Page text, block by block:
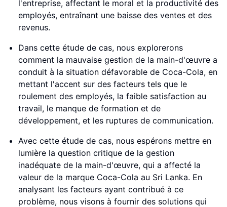
l'entreprise, affectant le moral et la productivité des
employés, entraînant une baisse des ventes et des
revenus.
Dans cette étude de cas, nous explorerons
comment la mauvaise gestion de la main-d'œuvre a
conduit à la situation défavorable de Coca-Cola, en
mettant l'accent sur des facteurs tels que le
roulement des employés, la faible satisfaction au
travail, le manque de formation et de
développement, et les ruptures de communication.
Avec cette étude de cas, nous espérons mettre en
lumière la question critique de la gestion
inadéquate de la main-d'œuvre, qui a affecté la
valeur de la marque Coca-Cola au Sri Lanka. En
analysant les facteurs ayant contribué à ce
problème, nous visons à fournir des solutions qui